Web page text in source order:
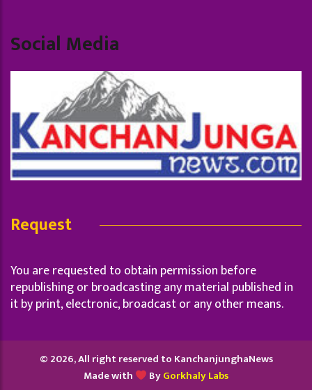
Social Media
Request
You are requested to obtain permission before
republishing or broadcasting any material published in
it by print, electronic, broadcast or any other means.
© 2026, All right reserved to KanchanjunghaNews
Made with
ByGorkhaly Labs